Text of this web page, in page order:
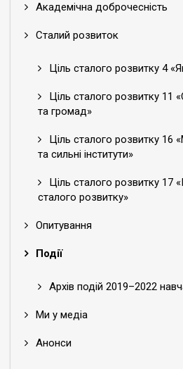
Академічна доброчесність
Сталий розвиток
Ціль сталого розвитку 4
Ціль сталого розвитку 11
та громад»
Ціль сталого розвитку 16
та сильні інститути»
Ціль сталого розвитку 17
сталого розвитку»
Опитування
Події
Архів подій 2019–2022
Ми у медіа
Анонси